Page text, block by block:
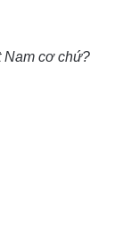
Nam cơ chứ?